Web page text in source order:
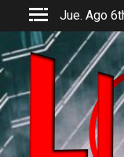
Saltar
contenido
Jue. Ago